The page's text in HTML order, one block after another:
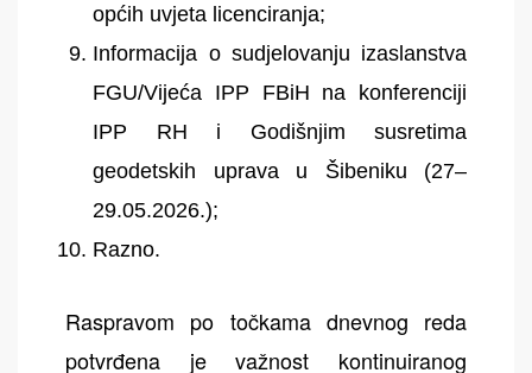
općih uvjeta licenciranja;
Informacija o sudjelovanju izaslanstva
FGU/Vijeća IPP FBiH na konferenciji
IPP RH i Godišnjim susretima
geodetskih uprava u Šibeniku (27–
29.05.2026.);
Razno.
Raspravom po točkama dnevnog reda
potvrđena je važnost kontinuiranog